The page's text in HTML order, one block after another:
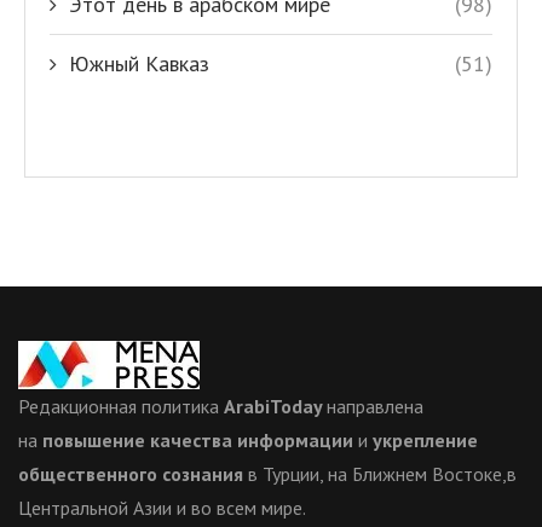
Южный Кавказ (51)
Редакционная политика ArabiTodayнаправлена
на повышение качества информации и укрепление
общественного сознания в Турции, на Ближнем Востоке,в
Центральной Азии и во всем мире.